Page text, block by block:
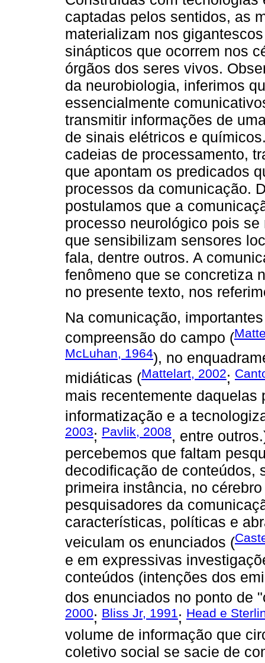
captadas pelos sentidos, as
materializam nos
sinápticos que ocorrem nos
órgãos dos seres vivos.
da neurobiologia, inferimos
essencialmente
transmitir informações de
de sinais elétricos e
cadeias de processamento,
que apontam os predicados
processos da comunicação.
postulamos que a
processo neurológico pois
que sensibilizam sensores
fala, dentre outros. A
fenômeno que se concretiza
no presente texto, nos
Na comunicação,
compreensão do campo (
McLuhan, 1964), no
midiáticas (Mattelart, 2002;
mais recentemente
informatização e a
2003; Pavlik, 2008, entre
percebemos que faltam
decodificação de conteúdos,
primeira instância, no
pesquisadores da
características, políticas e
veiculam os enunciados (
e em expressivas
conteúdos (intenções dos
dos enunciados no ponto de
2000; Bliss Jr, 1991; Head e
volume de informação que
coletivo social se sacie de